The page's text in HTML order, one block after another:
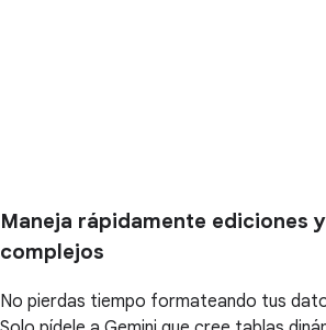
Maneja rápidamente ediciones
complejos
No pierdas tiempo formateando tus